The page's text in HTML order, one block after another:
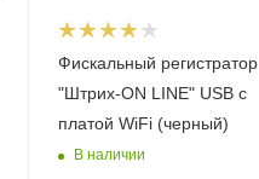
Фискальный регистратор
"Штрих-ON LINE" USB с
платой WiFi (черный)
В наличии